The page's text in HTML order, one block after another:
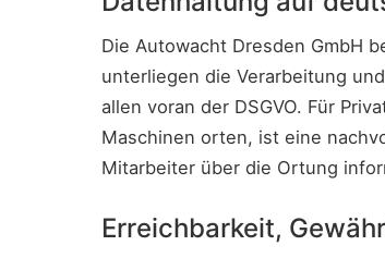
Die Autowacht Dresden GmbH
unterliegen die Verarbeitung
allen voran der DSGVO. Für
Maschinen orten, ist eine
Mitarbeiter über die Ortung
Erreichbarkeit,